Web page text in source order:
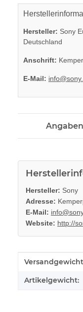
Hersteller: Sony
Deutschland
Anschrift:
E-Mail:
Hersteller: Sony
Adresse:
E-Mail:
Website: http://
Wert
Artikelgewicht: